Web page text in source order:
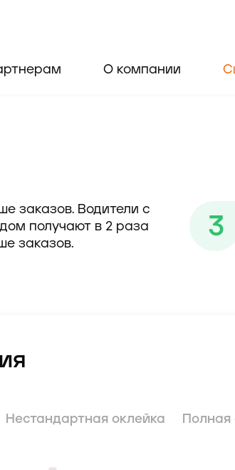
О компании
заказов. Водители с
получают в 2 раза
заказов.
Нестандартная оклейка Полная